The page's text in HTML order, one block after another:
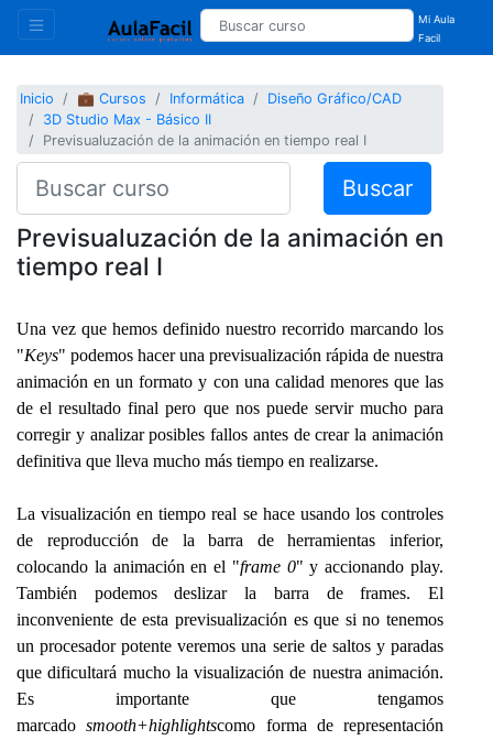
Mi Aula
Facil
Inicio 💼 Cursos Informática
Diseño Gráfico/CAD
3D Studio Max - Básico II
Previsualuzación de la animación en tiempo real I
Buscar
Previsualuzación de la animación en
tiempo real I
Una vez que hemos definido nuestro recorrido marcando los
"Keys" podemos hacer una previsualización rápida de nuestra
animación en un formato y con una calidad menores que las
de el resultado final pero que nos puede servir mucho para
corregir y analizar posibles fallos antes de crear la animación
definitiva que lleva mucho más tiempo en realizarse.
La visualización en tiempo real se hace usando los controles
de reproducción de la barra de herramientas inferior,
colocando la animación en el "frame 0" y accionando play.
También podemos deslizar la barra de frames. El
inconveniente de esta previsualización es que si no tenemos
un procesador potente veremos una serie de saltos y paradas
que dificultará mucho la visualización de nuestra animación.
Es importante que tengamos
marcadosmooth+highlightscomo forma de representación